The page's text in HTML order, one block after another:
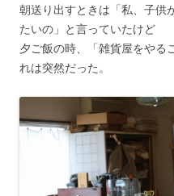
朝送り出すときは「私、子供
たいの」と言っていたけど
夕ご飯の時、「雑貨屋をやる
れは突然だった。